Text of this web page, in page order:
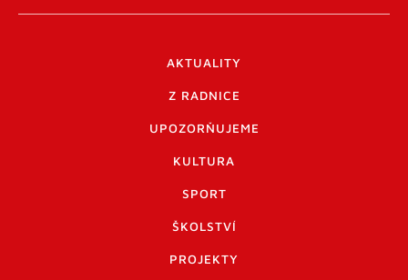
AKTUALITY
Z RADNICE
UPOZORŇUJEME
KULTURA
SPORT
ŠKOLSTVÍ
PROJEKTY